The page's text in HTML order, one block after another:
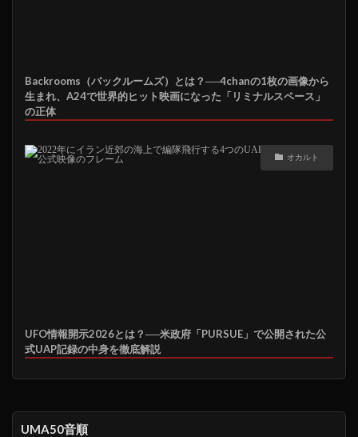
Backrooms（バックルームズ）とは？──4chanの1枚の画像から
生まれ、A24で世界的ヒット映画になった「リミナルスペース」
の正体
オカルト
UFO情報開示2026とは？──米政府「PURSUE」で公開された公
式UAP記録の中身を徹底解説
UMA50音順